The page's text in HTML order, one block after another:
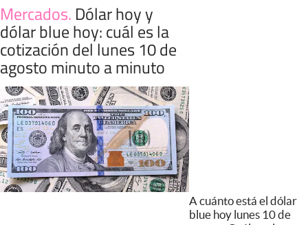
Mercados. Dólar hoy y
dólar blue hoy: cuál es la
cotización del lunes 10 de
agosto minuto a minuto
A cuánto está el dólar
blue hoy lunes 10 de